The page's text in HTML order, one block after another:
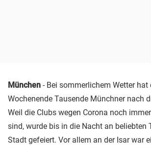
München - Bei sommerlichem Wetter hat
Wochenende Tausende Münchner nach
Weil die Clubs wegen Corona noch
sind, wurde bis in die Nacht an beliebten
Stadt gefeiert. Vor allem an der Isar war